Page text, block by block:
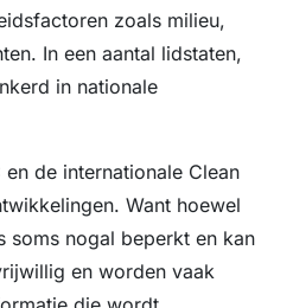
zoals milieu,
In een aantal lidstaten,
in nationale
de internationale Clean
Want hoewel
soms nogal beperkt en kan
en worden vaak